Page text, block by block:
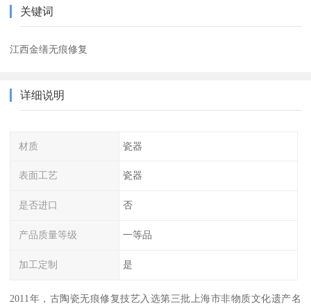
关键词
江西金缮无痕修复
详细说明
材质 瓷器
表面工艺 瓷器
是否进口 否
产品质量等级 一等品
加工定制 是
2011年，古陶瓷无痕修复技艺入选第三批上海市非物质文化遗产名